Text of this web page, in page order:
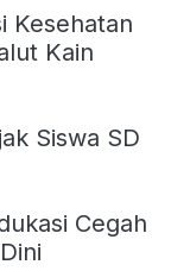
Kesehatan
Kain
Siswa SD
Cegah